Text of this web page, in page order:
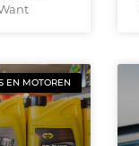
EN MOTOREN